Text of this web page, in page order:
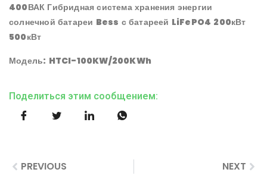
400ВАК Гибридная система хранения энергии
солнечной батареи Bess с батареей LiFePO4 200кВт
500кВт
Модель: HTCI-100KW/200KWh
Поделиться этим сообщением:
PREVIOUS NEXT